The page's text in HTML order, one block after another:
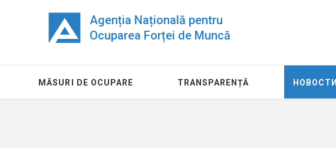
Agenția Națională pentru
Ocuparea Forței de Muncă
MĂSURI DE OCUPARE TRANSPARENȚĂ НОВОСТИ